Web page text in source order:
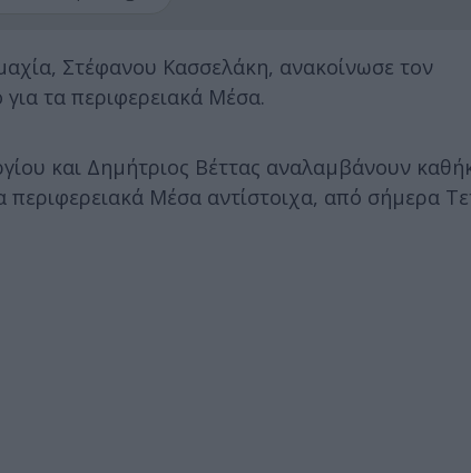
Στέφανου Κασσελάκη, ανακοίνωσε τον
τα περιφερειακά Μέσα.
και Δημήτριος Βέττας αναλαμβάνουν
Μέσα αντίστοιχα, από σήμερα